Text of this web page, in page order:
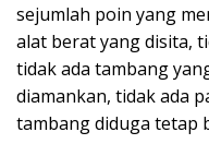
sejumlah poin yang
alat berat yang disita,
tidak ada tambang
diamankan, tidak ada
tambang diduga tetap